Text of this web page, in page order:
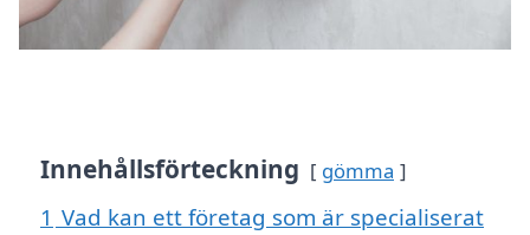
Innehållsförteckning gömma
1 Vad kan ett företag som är specialiserat